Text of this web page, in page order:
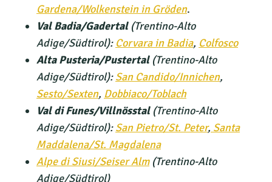
Gardena/Wolkenstein in Gröden.
Val Badia/Gadertal (Trentino-Alto
Adige/Südtirol): Corvara in Badia, Colfosco
Alta Pusteria/Pustertal(Trentino-Alto
Adige/Südtirol):San Candido/Innichen,
Sesto/Sexten, Dobbiaco/Toblach
Val di Funes/Villnösstal(Trentino-Alto
Adige/Südtirol):San Pietro/St. Peter, Santa
Maddalena/St. Magdalena
Alpe di Siusi/Seiser Alm(Trentino-Alto
Adige/Südtirol)